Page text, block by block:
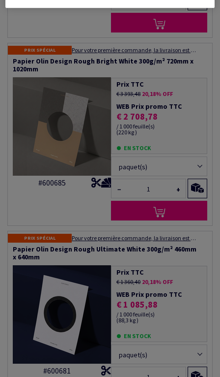
PRIX SPÉCIAL Pour votre première commande, la livraison est gratuite ! Expédition dans les 48 à 72 heures
Papier Olin Design Rough Bright White 300g/m² 720mm x
1020mm
#600685
Prix TTC
€ 3 393,48 20,18% OFF
WEB Prix promo TTC
€ 2 708,78
/ 1 000 feuille(s)
(220 kg )
EN STOCK
paquet(s)
− +
PRIX SPÉCIAL Pour votre première commande, la livraison est gratuite ! Expédition dans les 48 à 72 heures
Papier Olin Design Rough Ultimate White 300g/m² 460mm
x 640mm
#600681
Prix TTC
€ 1 360,40 20,18% OFF
WEB Prix promo TTC
€ 1 085,88
/ 1 000 feuille(s)
(88,3 kg )
EN STOCK
paquet(s)